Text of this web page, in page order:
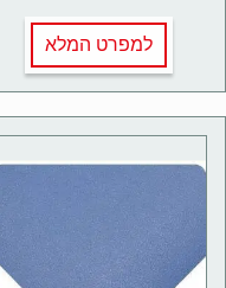
למפרט המלא